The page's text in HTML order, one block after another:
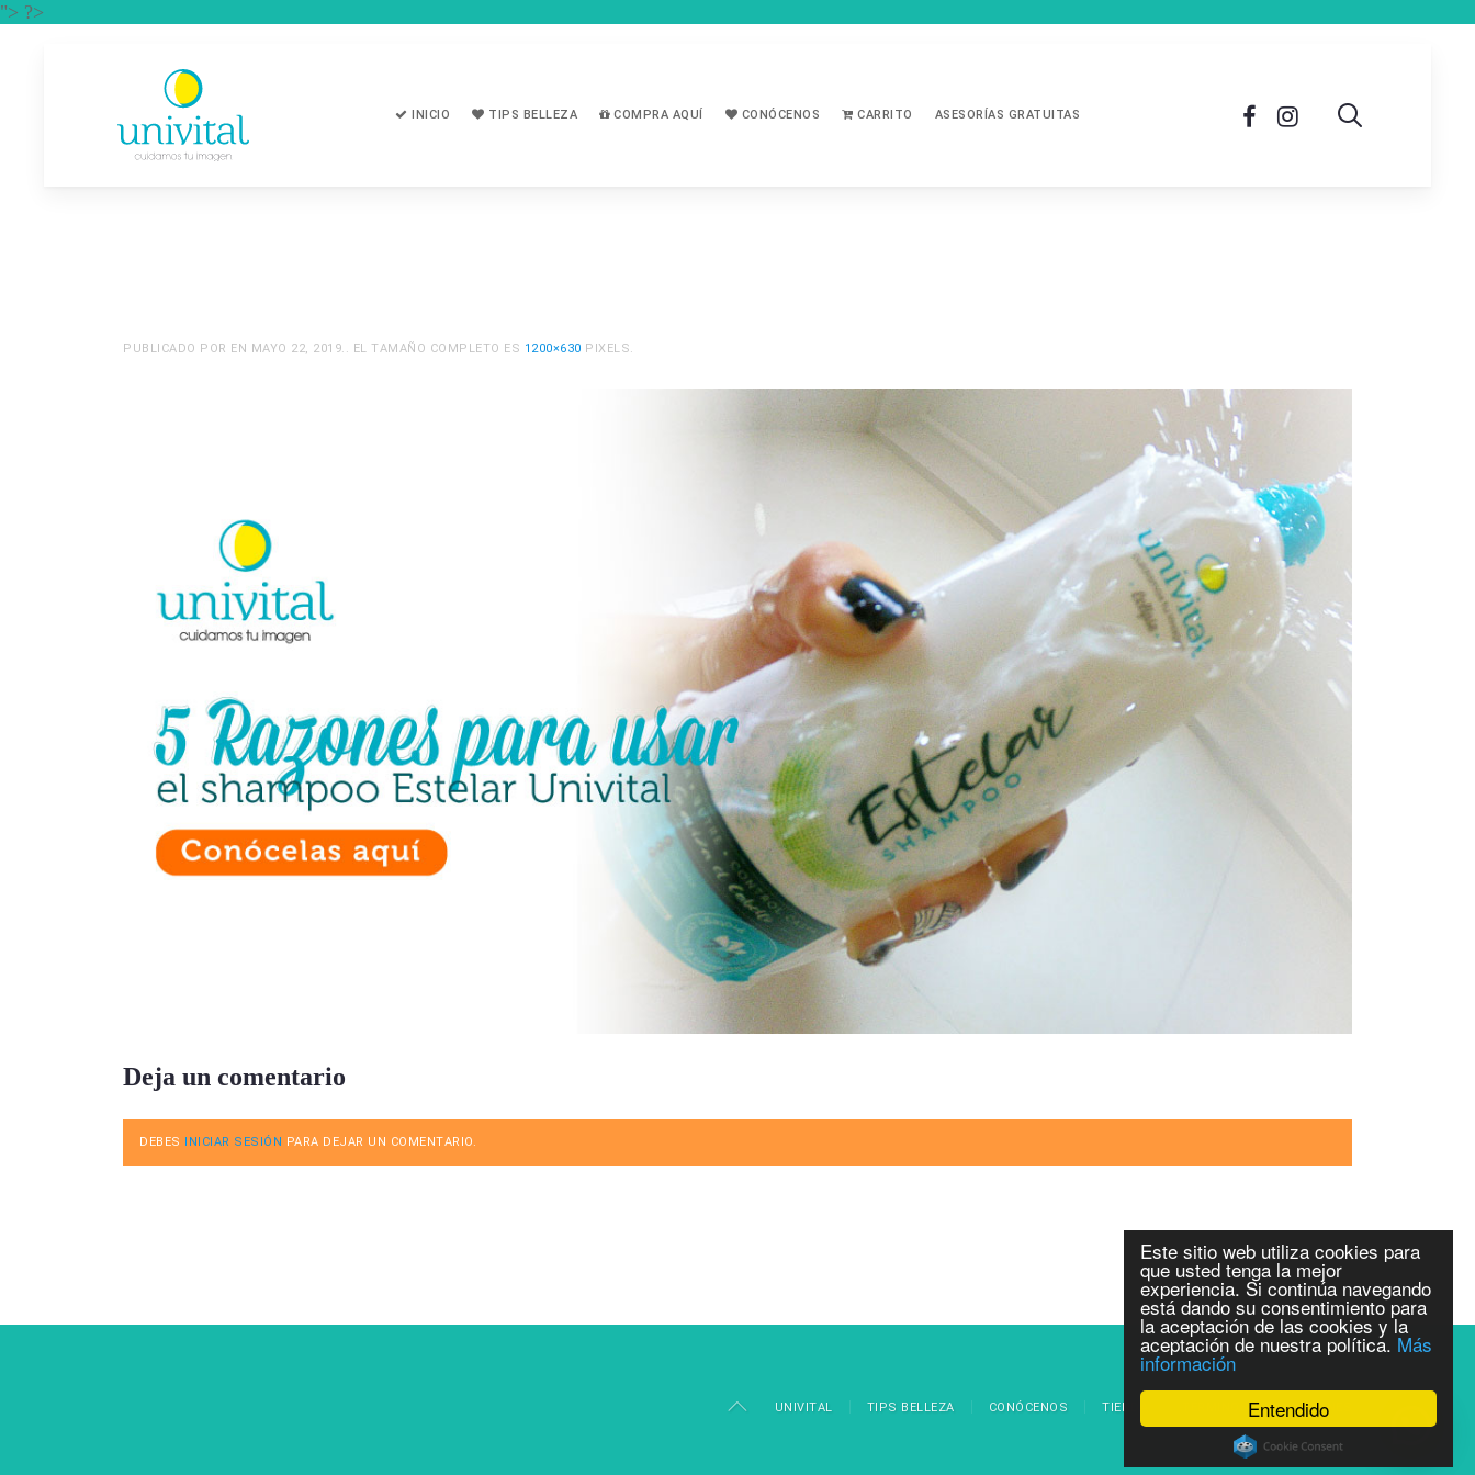
Entendido
Este sitio web utiliza cookies para
que usted tenga la mejor
experiencia. Si continúa navegando
está dando su consentimiento para
la aceptación de las cookies y la
aceptación de nuestra política. Más
información
"> ?>
INICIO TIPS BELLEZA COMPRA AQUÍ CONÓCENOS CARRITO ASESORÍAS GRATUITAS
PUBLICADO POR EN MAYO 22, 2019.. EL TAMAÑO COMPLETO ES 1200×630 PIXELS.
Deja un comentario
DEBES INICIAR SESIÓN PARA DEJAR UN COMENTARIO.
UNIVITAL TIPS BELLEZA CONÓCENOS TIENDA TÉRMINOS Y CONDICIONES